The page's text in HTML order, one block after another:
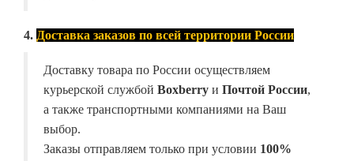
4. Доставка заказов по всей территории России
Доставку товара по России осуществляем
курьерской службой Boxberry и Почтой России,
а также транспортными компаниями на Ваш
выбор.
Заказы отправляем только при условии 100%